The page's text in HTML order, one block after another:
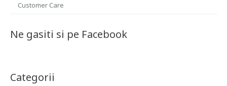
Customer Care
Ne gasiti si pe Facebook
Categorii